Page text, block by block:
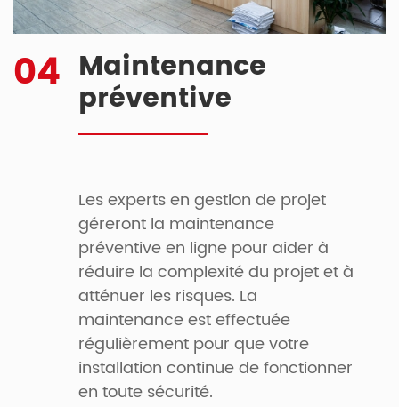
04 Maintenance
préventive
Les experts en gestion de projet
géreront la maintenance
préventive en ligne pour aider à
réduire la complexité du projet et à
atténuer les risques. La
maintenance est effectuée
régulièrement pour que votre
installation continue de fonctionner
en toute sécurité.